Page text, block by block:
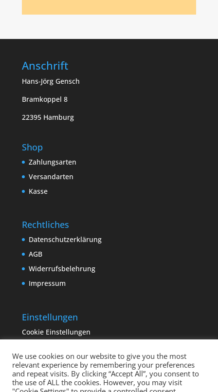
Anschrift
Hans-Jörg Gensch
Bramkoppel 8
22395 Hamburg
Shop
Zahlungsarten
Versandarten
Kasse
Rechtliches
Datenschutzerklärung
AGB
Widerrufsbelehrung
Impressum
Einstellungen
Cookie Einstellungen
We use cookies on our website to give you the most
relevant experience by remembering your preferences
and repeat visits. By clicking “Accept All”, you consent to
the use of ALL the cookies. However, you may visit